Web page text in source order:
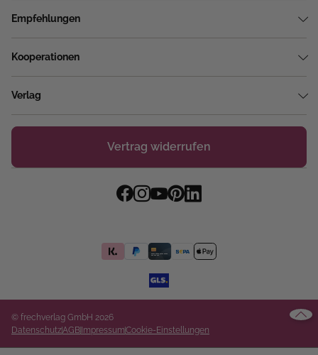
Empfehlungen
Kooperationen
Verlag
Vertrag widerrufen
© frechverlag GmbH 2026
DatenschutzAGB ImpressumCookie-Einstellungen